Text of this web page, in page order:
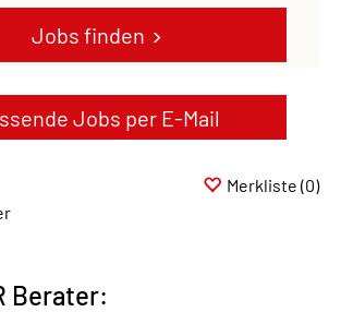
Jobs per E-Mail
Jobs finden
Merkliste (0)
Berater: